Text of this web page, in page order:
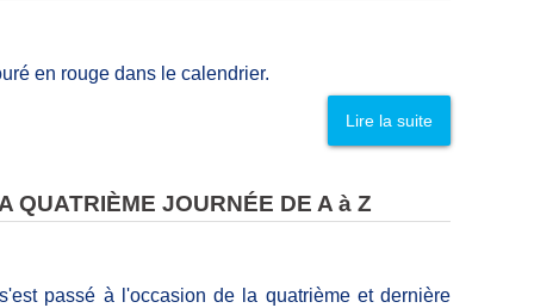
en rouge dans le calendrier.
Lire la suite
QUATRIÈME JOURNÉE DE A à Z
passé à l'occasion de la quatrième et dernière